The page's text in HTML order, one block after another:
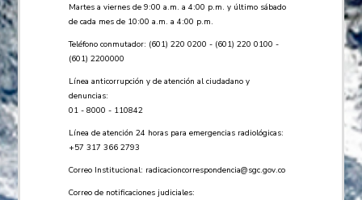
Martes a viernes de 9:00 a.m. a 4:00 p.m. y último sábado
de cada mes de 10:00 a.m. a 4:00 p.m.
Teléfono conmutador: (601) 220 0200 - (601) 220 0100 -
(601) 2200000
Línea anticorrupción y de atención al ciudadano y
denuncias:
01 - 8000 - 110842
Línea de atención 24 horas para emergencias radiológicas:
+57 ​317 366 2793
Correo Institucional: radicacioncorrespondencia@sgc.gov.co
Correo de notificaciones judiciales: